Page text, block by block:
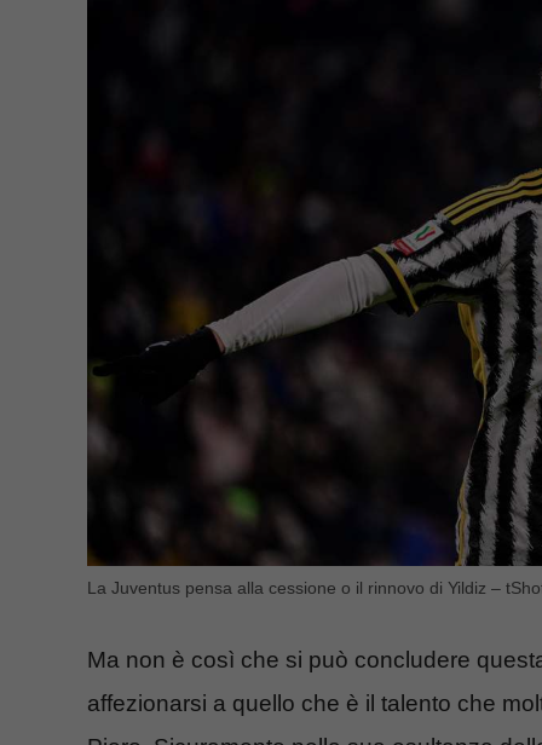
La Juventus pensa alla cessione o il rinnovo di Yildiz –
Ma non è così che si può concludere
affezionarsi a quello che è il talento che